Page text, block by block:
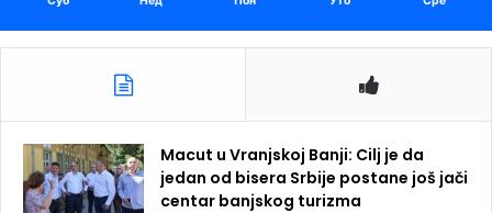
Macut u Vranjskoj Banji: Cilj je da
jedan od bisera Srbije postane još jači
centar banjskog turizma